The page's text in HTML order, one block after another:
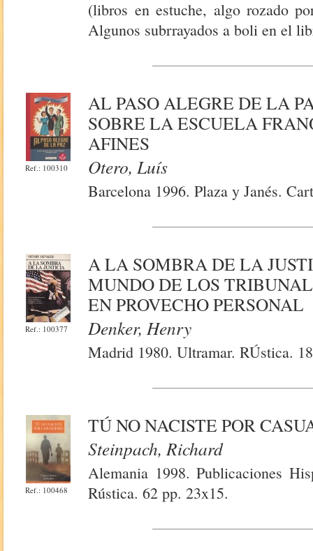
(libros en estuche, algo rozado
Algunos subrrayados a boli en el
Ref.: 100310
AL PASO ALEGRE DE LA
SOBRE LA ESCUELA
AFINES
Otero, Luís
Barcelona 1996. Plaza y Janés.
Ref.: 100377
A LA SOMBRA DE LA
MUNDO DE LOS
EN PROVECHO PERSONAL
Denker, Henry
Madrid 1980. Ultramar. RÚstica.
Ref.: 100468
TÚ NO NACISTE POR
Steinpach, Richard
Alemania 1998. Publicaciones
Rústica. 62 pp. 23x15.